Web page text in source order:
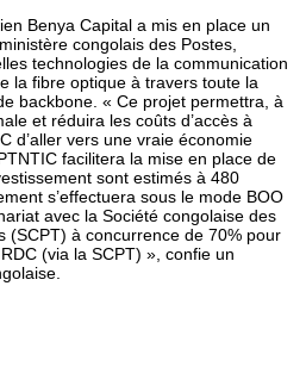
Benya Capital a mis en place un
congolais des Postes,
technologies de la communication
la fibre optique à travers toute la
backbone. « Ce projet permettra, à
et réduira les coûts d’accès à
d’aller vers une vraie économie
facilitera la mise en place de
sont estimés à 480
s’effectuera sous le mode BOO
avec la Société congolaise des
(SCPT) à concurrence de 70% pour
(via la SCPT) », confie un